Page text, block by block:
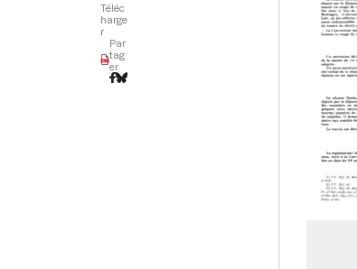
Téléc
harge
r
Par
tag
er